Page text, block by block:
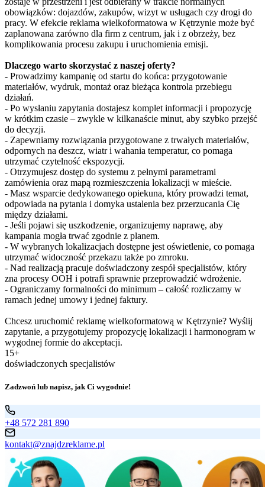
obowiązków: dojazdów, zakupów, wizyt w usługach czy drogi do
pracy. W efekcie reklama wielkoformatowa w Kętrzynie może być
zaplanowana zarówno dla firm z centrum, jak i z obrzeży, bez
komplikowania procesu zakupu i uruchomienia emisji.
Dlaczego warto skorzystać z naszej oferty?
- Prowadzimy kampanię od startu do końca: przygotowanie
materiałów, wydruk, montaż oraz bieżąca kontrola przebiegu
działań.
- Po wysłaniu zapytania dostajesz komplet informacji i propozycję
w krótkim czasie – zwykle w kilkanaście minut, aby szybko przejść
do decyzji.
- Zapewniamy rozwiązania przygotowane z trwałych materiałów,
odpornych na deszcz, wiatr i wahania temperatur, co pomaga
utrzymać czytelność ekspozycji.
- Otrzymujesz dostęp do systemu z pełnymi parametrami
zamówienia oraz mapą rozmieszczenia lokalizacji w mieście.
- Masz wsparcie dedykowanego opiekuna, który prowadzi temat,
odpowiada na pytania i domyka ustalenia bez przerzucania Cię
między działami.
- Jeśli pojawi się uszkodzenie, organizujemy naprawę, aby
kampania mogła trwać zgodnie z planem.
- W wybranych lokalizacjach dostępne jest oświetlenie, co pomaga
utrzymać widoczność przekazu także po zmroku.
- Nad realizacją pracuje doświadczony zespół specjalistów, który
zna procesy OOH i potrafi sprawnie przeprowadzić wdrożenie.
- Ograniczamy formalności do minimum – całość rozliczamy w
ramach jednej umowy i jednej faktury.
Chcesz uruchomić reklamę wielkoformatową w Kętrzynie? Wyślij
zapytanie, a przygotujemy propozycję lokalizacji i harmonogram w
wygodnej formie do akceptacji.
15+
doświadczonych specjalistów
Zadzwoń lub napisz, jak Ci wygodnie!
+48 572 281 890
kontakt@znajdzreklame.pl